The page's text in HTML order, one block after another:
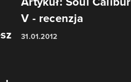
V - recenzja
31.01.2012